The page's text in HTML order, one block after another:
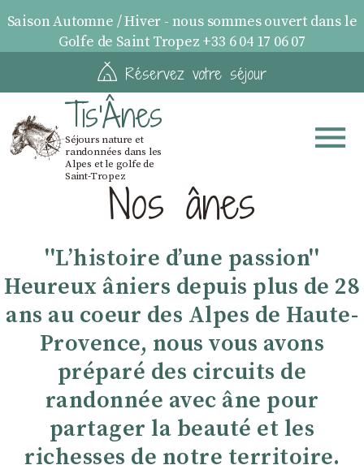
Saison Automne / Hiver - nous sommes ouvert dans le
Golfe de Saint Tropez +33 6 04 17 06 07
Réservez votre séjour
Tis'Ânes
Séjours nature et
randonnées dans les
Alpes et le golfe de
Saint-TropezNos ânes
''Lʼhistoire dʼune passion''
Heureux âniers depuis plus de 28
ans au coeur des Alpes de Haute-
Provence, nous vous avons
préparé des circuits de
randonnée avec âne pour
partager la beauté et les
richesses de notre territoire.